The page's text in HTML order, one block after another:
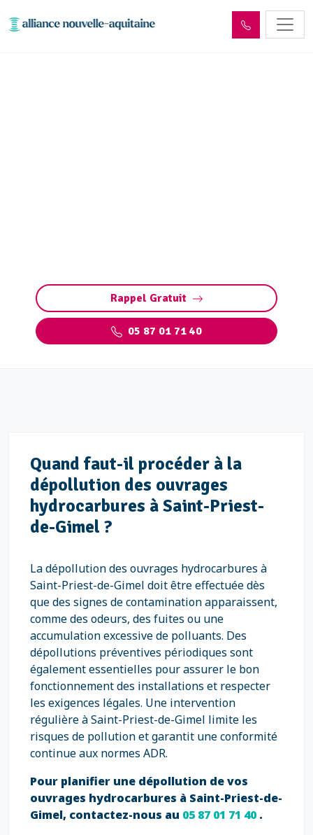
Rappel Gratuit
05 87 01 71 40
Quand faut-il procéder à la
dépollution des ouvrages
hydrocarbures à Saint-Priest-
de-Gimel ?
La dépollution des ouvrages hydrocarbures à
Saint-Priest-de-Gimel doit être effectuée dès
que des signes de contamination apparaissent,
comme des odeurs, des fuites ou une
accumulation excessive de polluants. Des
dépollutions préventives périodiques sont
également essentielles pour assurer le bon
fonctionnement des installations et respecter
les exigences légales. Une intervention
régulière à Saint-Priest-de-Gimel limite les
risques de pollution et garantit une conformité
continue aux normes ADR.
Pour planifier une dépollution de vos
ouvrages hydrocarbures à Saint-Priest-de-
Gimel, contactez-nous au 05 87 01 71 40.